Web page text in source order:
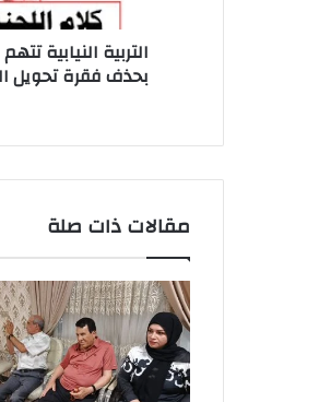
المحاضرينالتربية النيابية
بحذف فقرة تحويل
مقالات ذات صلة